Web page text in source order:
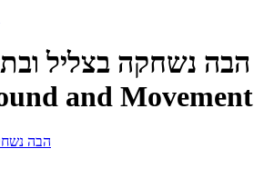
הבה נשחקה בצליל
and Movement